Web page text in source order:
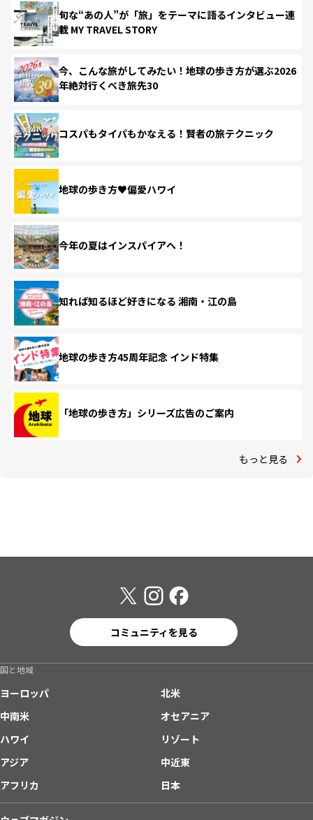
旬な“あの人”が「旅」をテーマに語るインタビュー連
載 MY TRAVEL STORY
今、こんな旅がしてみたい！地球の歩き方が選ぶ2026
年絶対行くべき旅先30
コスパもタイパもかなえる！賢者の旅テクニック
地球の歩き方♥偏愛ハワイ
今年の夏はインスパイアへ！
知れば知るほど好きになる 湘南・江の島
地球の歩き方45周年記念 インド特集
「地球の歩き方」シリーズ広告のご案内
もっと見る
コミュニティを見る
国と地域
ヨーロッパ
北米
中南米
オセアニア
ハワイ
リゾート
アジア
中近東
アフリカ
日本